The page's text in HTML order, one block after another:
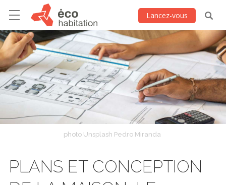
Lancez-vous
photo Unsplash Pedro Miranda
PLANS ET CONCEPTION